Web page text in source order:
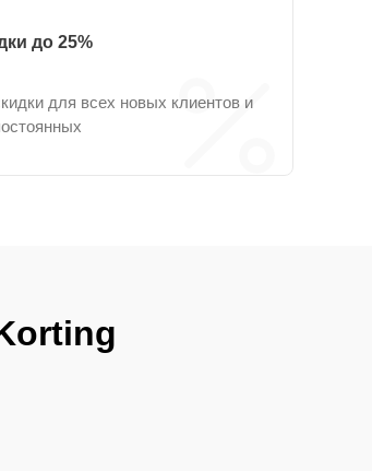
до 25%
для всех новых клиентов и